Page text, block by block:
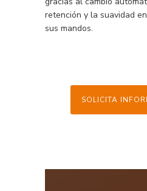
retención y la suavidad
sus mandos.
SOLICITA